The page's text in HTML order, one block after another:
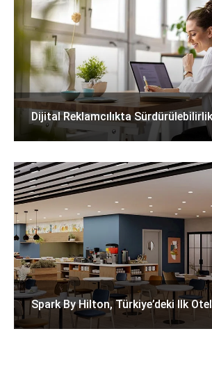
Dijital Reklamcılıkta
Spark By Hilton, Türkiye’deki Ilk